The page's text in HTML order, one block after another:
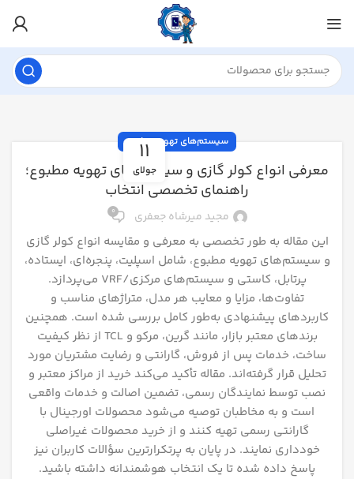
11
جولای
سیستم‌های تهویه مطبوع
معرفی انواع کولر گازی و سیستم‌های تهویه مطبوع؛
راهنمای تخصصی انتخاب
مجید میرشاه جعفری 0
این مقاله به طور تخصصی به معرفی و مقایسه انواع کولر گازی
و سیستم‌های تهویه مطبوع، شامل اسپلیت، پنجره‌ای، ایستاده،
پرتابل، کاستی و سیستم‌های مرکزی/VRF می‌پردازد.
تفاوت‌ها، مزایا و معایب هر مدل، متراژهای مناسب و
کاربردهای پیشنهادی به‌طور کامل بررسی شده است. همچنین
برندهای معتبر بازار، مانند گرین، مرکو و TCL از نظر کیفیت
ساخت، خدمات پس از فروش، گارانتی و رضایت مشتریان مورد
تحلیل قرار گرفته‌اند. مقاله تأکید می‌کند خرید از مراکز معتبر و
نصب توسط نمایندگان رسمی، تضمین اصالت و خدمات واقعی
است و به مخاطبان توصیه می‌شود محصولات اورجینال با
گارانتی رسمی تهیه کنند و از خرید محصولات غیراصلی
خودداری نمایند. در پایان به پرتکرارترین سؤالات کاربران نیز
پاسخ داده شده تا یک انتخاب هوشمندانه داشته باشید.